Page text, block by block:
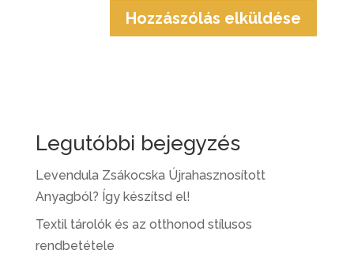
Legutóbbi bejegyzés
Levendula Zsákocska Újrahasznosított
Anyagból? Így készítsd el!
Textil tárolók és az otthonod stílusos
rendbetétele